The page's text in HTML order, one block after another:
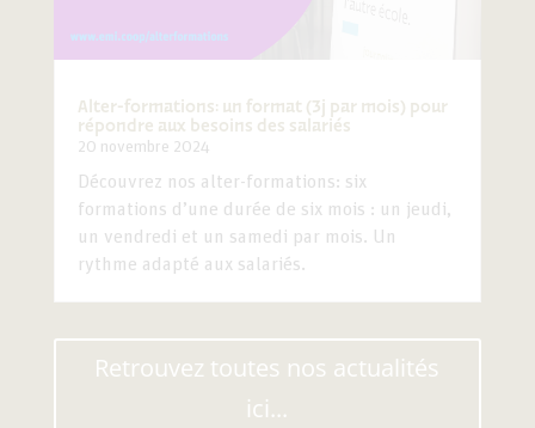
Alter-formations: un format (3j par mois) pour
répondre aux besoins des salariés
20 novembre 2024
Découvrez nos alter-formations: six
formations d’une durée de six mois : un jeudi,
un vendredi et un samedi par mois. Un
rythme adapté aux salariés.
Retrouvez toutes nos actualités
ici...